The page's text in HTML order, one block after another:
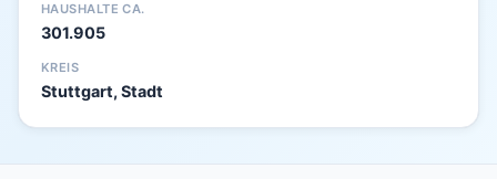
HAUSHALTE CA.
301.905
KREIS
Stuttgart, Stadt